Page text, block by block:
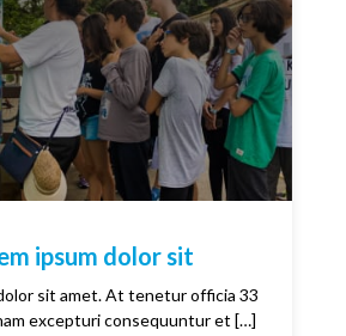
ipsum dolor sit
sit amet. At tenetur officia 33
excepturi consequuntur et […]